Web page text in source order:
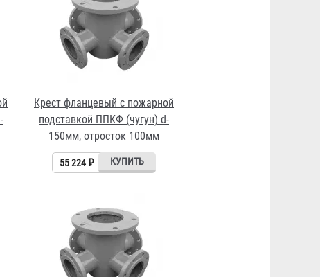
Крест фланцевый с пожарной
подставкой ППКФ (чугун) d-
150мм, отросток 100мм
55 224 ₽